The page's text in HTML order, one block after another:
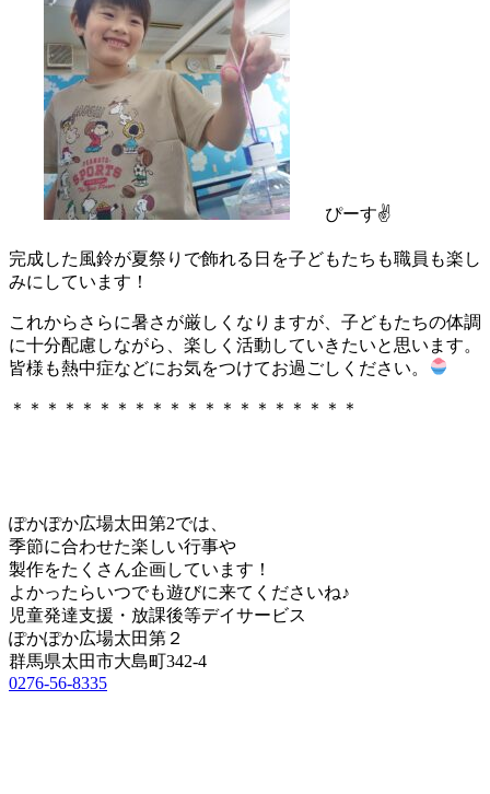
ぴーす✌
完成した風鈴が夏祭りで飾れる日を子どもたちも職員も楽し
みにしています！
これからさらに暑さが厳しくなりますが、子どもたちの体調
に十分配慮しながら、楽しく活動していきたいと思います。
皆様も熱中症などにお気をつけてお過ごしください。
＊＊＊＊＊＊＊＊＊＊＊＊＊＊＊＊＊＊＊＊
ぽかぽか広場太田第2では、
季節に合わせた楽しい行事や
製作をたくさん企画しています！
よかったらいつでも遊びに来てくださいね♪
児童発達支援・放課後等デイサービス
ぽかぽか広場太田第２
群馬県太田市大島町342-4
0276-56-8335